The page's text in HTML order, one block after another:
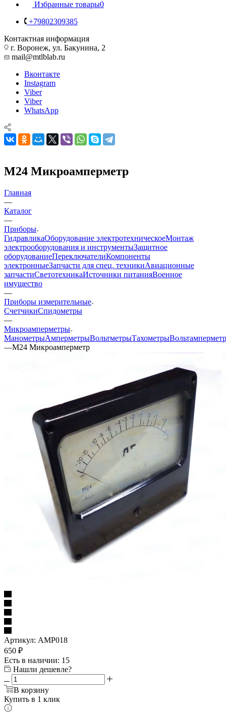
Избранные товары0
+79802309385
Контактная информация
г. Воронеж, ул. Бакунина, 2
mail@mtlblab.ru
Вконтакте
Instagram
Viber
Viber
WhatsApp
М24 Микроамперметр
Главная
—
Каталог
—
Приборы
ГидравликаОборудование электротехническоеМонтаж
электрооборудования и инструментыЗащитное
оборудованиеПереключателиКомпоненты
электронныеЗапчасти для спец. техникиАвиационные
запчастиСветотехникаИсточники питанияВоенное
имущество
—
Приборы измерительные
СчетчикиСпидометры
—
Микроамперметры
МанометрыАмперметрыВольтметрыТахометры
—М24 Микроамперметр
Артикул: AMP018
650 ₽
Есть в наличии: 15
Нашли дешевле?
В корзину
Купить в 1 клик